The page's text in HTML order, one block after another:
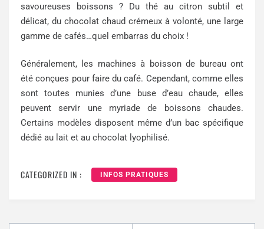
savoureuses boissons ? Du thé au citron subtil et
délicat, du chocolat chaud crémeux à volonté, une large
gamme de cafés…quel embarras du choix !
Généralement, les machines à boisson de bureau ont
été conçues pour faire du café. Cependant, comme elles
sont toutes munies d’une buse d’eau chaude, elles
peuvent servir une myriade de boissons chaudes.
Certains modèles disposent même d’un bac spécifique
dédié au lait et au chocolat lyophilisé.
CATEGORIZED IN : INFOS PRATIQUES